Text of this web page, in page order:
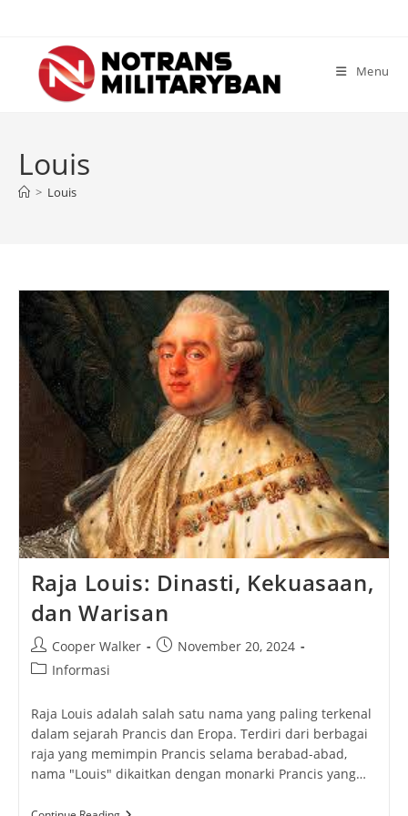
content
Menu
Louis
> Louis
Raja Louis: Dinasti, Kekuasaan,
dan Warisan
Post
author:
Cooper Walker
PostNovember 20, 2024
PostInformasi
Raja Louis adalah salah satu nama yang paling terkenal
dalam sejarah Prancis dan Eropa. Terdiri dari berbagai
raja yang memimpin Prancis selama berabad-abad,
nama "Louis" dikaitkan dengan monarki Prancis yang…